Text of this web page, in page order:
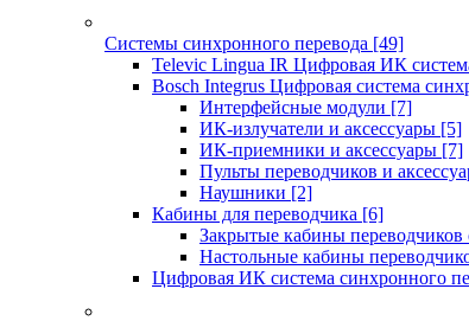
Системы синхронного перевода [49]
Televic Lingua IR Цифровая ИК
Bosch Integrus Цифровая система
Интерфейсные модули [7]
ИК-излучатели и аксессуары [5]
ИК-приемники и аксессуары [7]
Пульты переводчиков и
Наушники [2]
Кабины для переводчика [6]
Закрытые кабины переводчиков
Настольные кабины
Цифровая ИК система синхронного